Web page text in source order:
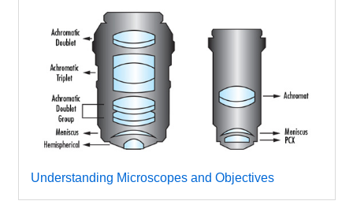
Understanding Microscopes and Objectives